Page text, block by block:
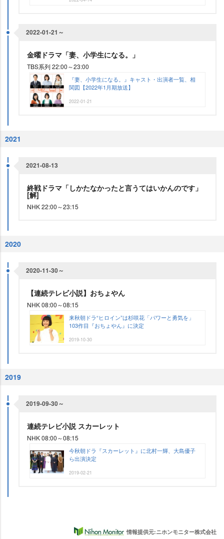
2022-01-21～
金曜ドラマ「妻、小学生になる。」
TBS系列 22:00～23:00
『妻、小学生になる。』キャスト・出演者一覧、相
関図【2022年1月期放送】
2022-01-21
2021
2021-08-13
終戦ドラマ「しかたなかったと言うてはいかんのです」
[解]
NHK 22:00～23:15
2020
2020-11-30～
【連続テレビ小説】おちょやん
NHK 08:00～08:15
来秋朝ドラ“ヒロイン”は杉咲花「パワーと勇気を」
103作目『おちょやん』に決定
2019-10-30
2019
2019-09-30～
連続テレビ小説 スカーレット
NHK 08:00～08:15
今秋朝ドラ『スカーレット』に北村一輝、大島優子
ら出演決定
2019-02-21
情報提供元:ニホンモニター株式会社